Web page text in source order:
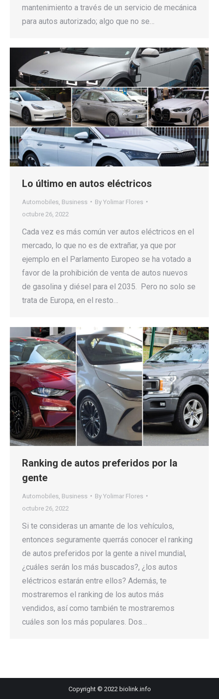
mantenimiento a través de un servicio de mecánica
para autos autorizado; algo que no se…
Lo último en autos eléctricos
Automobiles Business By Yolimar Flores
octubre 26, 2022
Cada vez es más común ver autos eléctricos en el
mercado, lo que no es de extrañar, ya que por
ejemplo en el Parlamento Europeo se ha votado a
favor de la prohibición de venta de autos nuevos
de gasolina y diésel para el 2035. Pero no solo se
trata de Europa, en el resto…
Ranking de autos preferidos por la
gente
Automobiles Business By Yolimar Flores
octubre 26, 2022
Si te consideras un amante de los vehículos,
entonces seguramente querrás conocer el ranking
de autos preferidos por la gente a nivel mundial,
¿cuáles serán los más buscados?, ¿los autos
eléctricos estarán entre ellos? Además, te
mostraremos el ranking de los autos más
vendidos, así como también te mostraremos
cuáles son los más populares. Dos…
Copyright © 2022 biolink.info